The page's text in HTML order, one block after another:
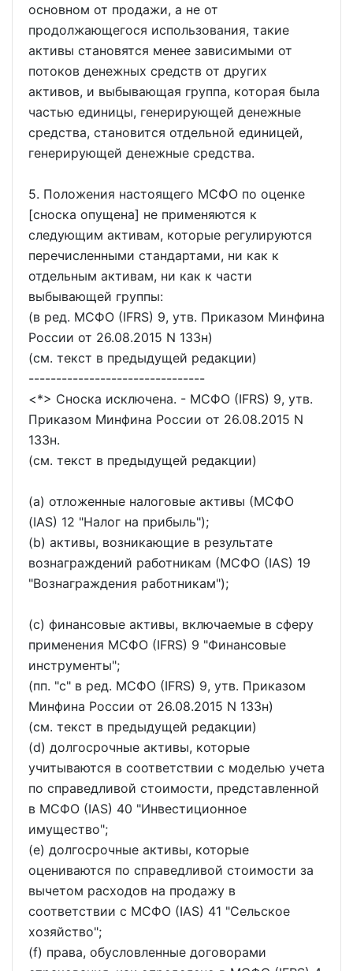
основном от продажи, а не от
продолжающегося использования, такие
активы становятся менее зависимыми от
потоков денежных средств от других
активов, и выбывающая группа, которая была
частью единицы, генерирующей денежные
средства, становится отдельной единицей,
генерирующей денежные средства.
5. Положения настоящего МСФО по оценке
[сноска опущена] не применяются к
следующим активам, которые регулируются
перечисленными стандартами, ни как к
отдельным активам, ни как к части
выбывающей группы:
(в ред. МСФО (IFRS) 9, утв. Приказом Минфина
России от 26.08.2015 N 133н)
(см. текст в предыдущей редакции)
--------------------------------
<*> Сноска исключена. - МСФО (IFRS) 9, утв.
Приказом Минфина России от 26.08.2015 N
133н.
(см. текст в предыдущей редакции)
(a) отложенные налоговые активы (МСФО
(IAS) 12 "Налог на прибыль");
(b) активы, возникающие в результате
вознаграждений работникам (МСФО (IAS) 19
"Вознаграждения работникам");
(c) финансовые активы, включаемые в сферу
применения МСФО (IFRS) 9 "Финансовые
инструменты";
(пп. "c" в ред. МСФО (IFRS) 9, утв. Приказом
Минфина России от 26.08.2015 N 133н)
(см. текст в предыдущей редакции)
(d) долгосрочные активы, которые
учитываются в соответствии с моделью учета
по справедливой стоимости, представленной
в МСФО (IAS) 40 "Инвестиционное
имущество";
(e) долгосрочные активы, которые
оцениваются по справедливой стоимости за
вычетом расходов на продажу в
соответствии с МСФО (IAS) 41 "Сельское
хозяйство";
(f) права, обусловленные договорами